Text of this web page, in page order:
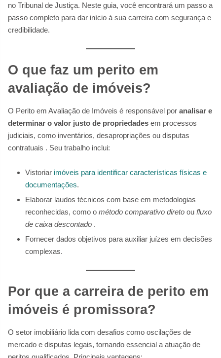
no Tribunal de Justiça. Neste guia, você encontrará um passo a
passo completo para dar início à sua carreira com segurança e
credibilidade.
O que faz um perito em
avaliação de imóveis?
O Perito em Avaliação de Imóveis é responsável por analisar e
determinar o valor justo de propriedades em processos
judiciais, como inventários, desapropriações ou disputas
contratuais . Seu trabalho inclui:
Vistoriar imóveis para identificar características físicas e
documentações.
Elaborar laudos técnicos com base em metodologias
reconhecidas, como o método comparativo direto ou fluxo
de caixa descontado .
Fornecer dados objetivos para auxiliar juízes em decisões
complexas.
Por que a carreira de perito em
imóveis é promissora?
O setor imobiliário lida com desafios como oscilações de
mercado e disputas legais, tornando essencial a atuação de